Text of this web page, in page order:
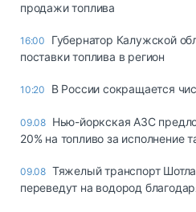
продажи топлива
16:00
Губернатор Калужской
поставки топлива в регион
10:20 В России сокращается
09.08 Нью-йоркская АЗС
20% на топливо за исполнение
09.08 Тяжелый транспорт
переведут на водород